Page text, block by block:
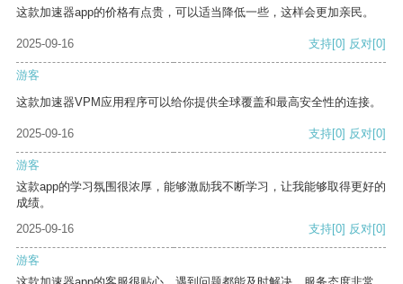
这款加速器app的价格有点贵，可以适当降低一些，这样会更加亲民。
2025-09-16 支持[0] 反对[0]
游客
这款加速器VPM应用程序可以给你提供全球覆盖和最高安全性的连接。
2025-09-16 支持[0] 反对[0]
游客
这款app的学习氛围很浓厚，能够激励我不断学习，让我能够取得更好的
成绩。
2025-09-16
支持[0] 反对[0]
游客